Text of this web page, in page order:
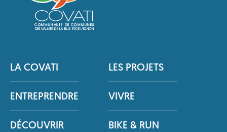
LA COVATI LES PROJETS
ENTREPRENDRE VIVRE
DÉCOUVRIR BIKE & RUN